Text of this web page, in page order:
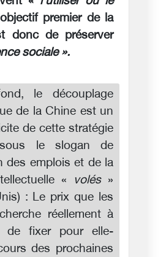
premier de la
donc de préserver
sociale ».
le découplage
de la Chine est un
de cette stratégie
sous le slogan de
des emplois et de la
« volés»
: Le prix que les
réellement à
de fixer pour elle-
des prochaines